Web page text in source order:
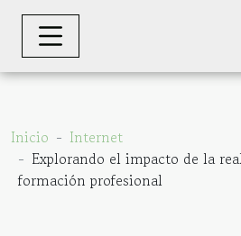
Inicio
Internet
Explorando el impacto de la
formación profesional